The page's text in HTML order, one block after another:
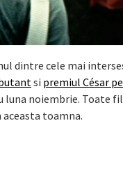
dintre cele mai
si premiul César
noiembrie. Toate
aceasta toamna.